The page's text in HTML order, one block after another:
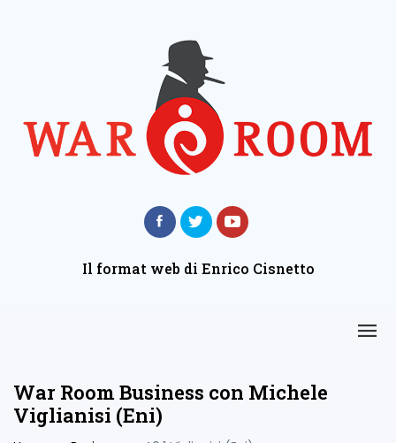
Il format web di Enrico Cisnetto
War Room Business con Michele
Viglianisi (Eni)